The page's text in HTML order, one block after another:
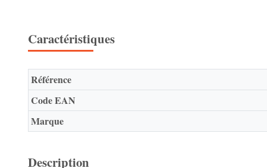
Caractéristiques
Référence
Code EAN
Marque
Description